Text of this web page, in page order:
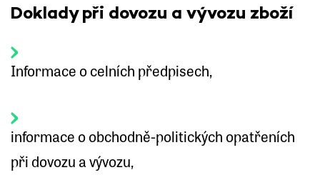
Doklady při dovozu a vývozu zboží
Informace o celních předpisech,
informace o obchodně-politických opatřeních
při dovozu a vývozu,